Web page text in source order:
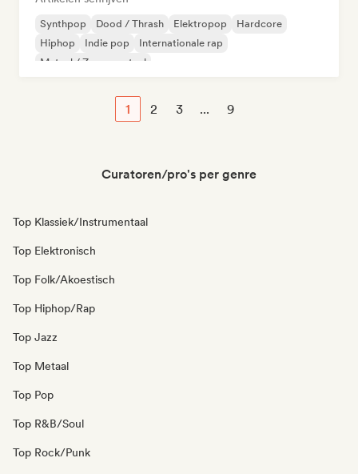
Synthpop Dood / Thrash Elektropop
Hardcore
Hiphop
Indie pop
Internationale rap
Metaal / Zwaar metaal
1 2 3 ... 9
Curatoren/pro's per genre
Top Klassiek/Instrumentaal
Top Elektronisch
Top Folk/Akoestisch
Top Hiphop/Rap
Top Jazz
Top Metaal
Top Pop
Top R&B/Soul
Top Rock/Punk